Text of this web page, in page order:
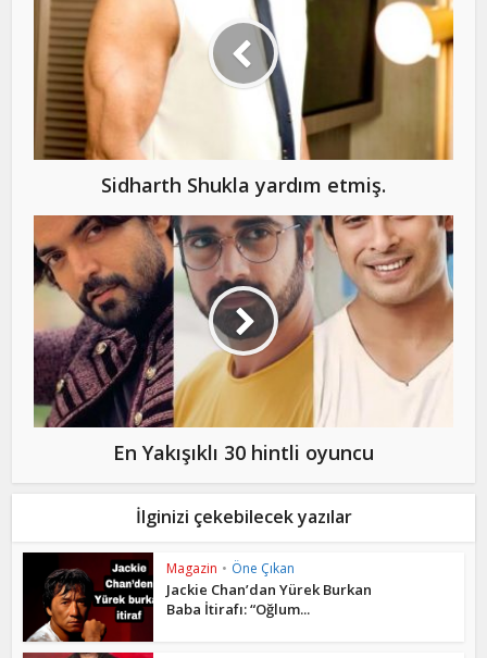
Sidharth Shukla yardım etmiş.
En Yakışıklı 30 hintli oyuncu
İlginizi çekebilecek yazılar
Magazin • Öne Çıkan
Jackie Chan’dan Yürek Burkan
Baba İtirafı: “Oğlum...